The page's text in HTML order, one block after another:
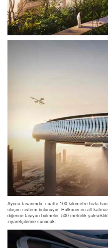
Ayrıca tasarımda, saatte 100 kilometre hızla
ulaşım sistemi bulunuyor. Halkanın en alt
diğerine taşıyan bölmeler, 500 metrelik
ziyaretçilerine sunacak.